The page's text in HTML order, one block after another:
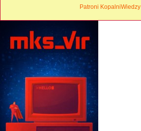
Patroni KopalniWiedzy